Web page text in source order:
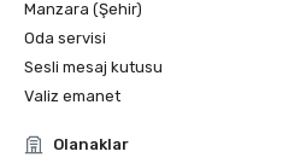
Manzara (Şehir)
Oda servisi
Sesli mesaj kutusu
Valiz emanet
Olanaklar